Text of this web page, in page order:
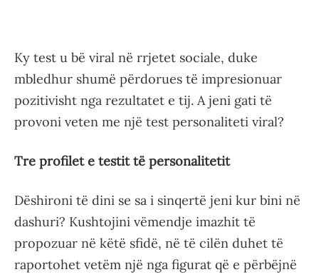
Ky test u bë viral në rrjetet sociale, duke
mbledhur shumë përdorues të impresionuar
pozitivisht nga rezultatet e tij. A jeni gati të
provoni veten me një test personaliteti viral?
Tre profilet e testit të personalitetit
Dëshironi të dini se sa i sinqertë jeni kur bini në
dashuri? Kushtojini vëmendje imazhit të
propozuar në këtë sfidë, në të cilën duhet të
raportohet vetëm një nga figurat që e përbëjnë